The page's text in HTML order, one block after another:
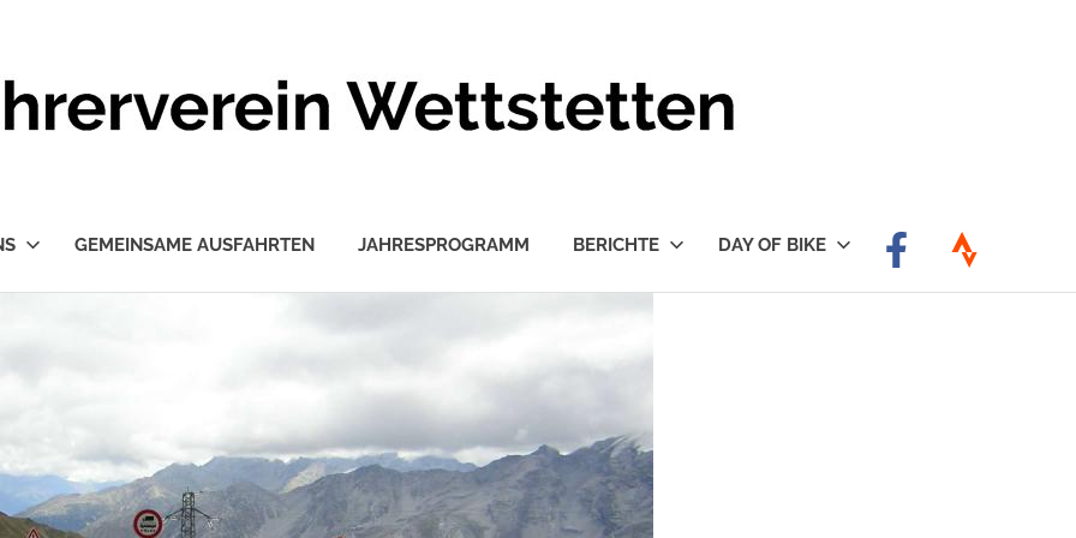
GEMEINSAME AUSFAHRTEN JAHRESPROGRAMM BERICHTE DAY OF BIKE